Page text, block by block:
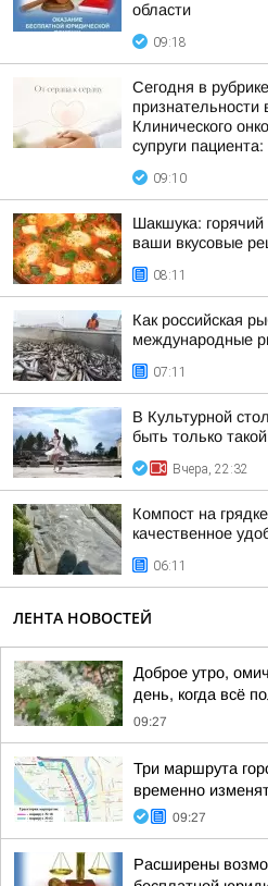
области
09:18
Сегодня в
признательности
Клинического
супруги пациента:
09:10
Шакшука: горячий
ваши вкусовые
08:11
Как российская
международные
07:11
В Культурной
быть только
Вчера, 22:32
Компост на
качественное
06:11
ЛЕНТА НОВОСТЕЙ
Доброе утро,
день, когда всё
09:27
Три маршрута
временно
09:27
Расширены